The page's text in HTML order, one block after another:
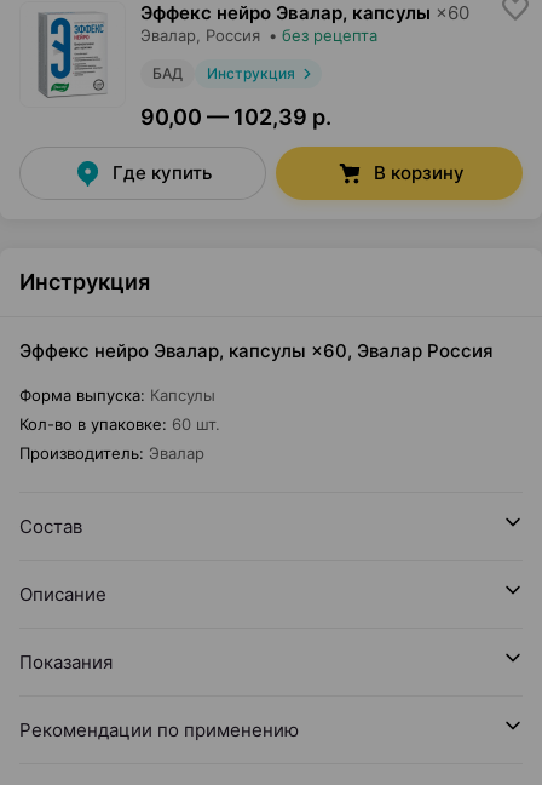
Эффекс нейро Эвалар, капсулы ×60
Эвалар , Россия • без рецепта
БАД Инструкция
90,00 — 102,39 р.
Где купить В корзину
Инструкция
Эффекс нейро Эвалар, капсулы ×60, Эвалар Россия
Форма выпуска: Капсулы
Кол-во в упаковке: 60 шт.
Производитель: Эвалар
Состав
Описание
Показания
Рекомендации по применению